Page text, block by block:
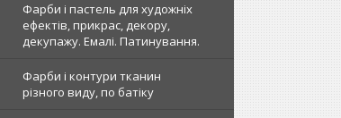
Фарби і пастель для художніх
ефектів, прикрас, декору,
декупажу. Емалі. Патинування.
Фарби і контури тканин
різного виду, по батіку